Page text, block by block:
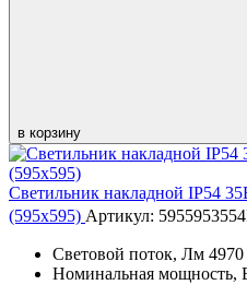
в корзину
Светильник накладной IP54
(595х595) Артикул:
Световой поток, Лм 4970
Номинальная мощность,